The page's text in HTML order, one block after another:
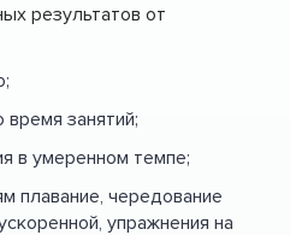
результатов от
время занятий;
в умеренном темпе;
плавание, чередование
упражнения на